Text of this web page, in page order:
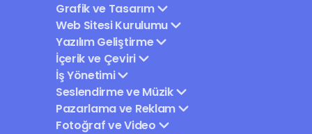
Grafik ve Tasarım
Web Sitesi Kurulumu
Yazılım Geliştirme
İçerik ve Çeviri
İş Yönetimi
Seslendirme ve Müzik
Pazarlama ve Reklam
Fotoğraf ve Video